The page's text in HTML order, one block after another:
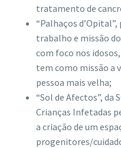
tratamento de
“Palhaços
trabalho e missão
com foco nos
tem como missão a
pessoa mais velha;
“Sol de Afectos”, da
Crianças Infetadas
a criação de um
progenitores/